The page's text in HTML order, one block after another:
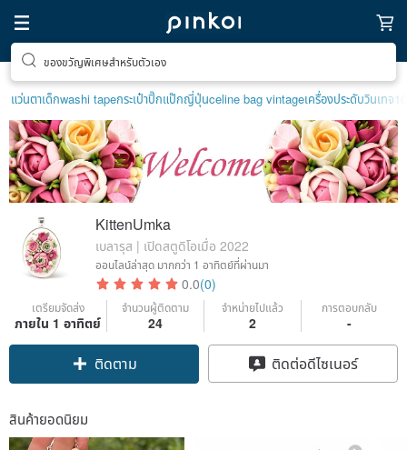
ของขวัญพิเศษสำหรับตัวเอง
แว่นตาเด็กwashi tapeกระเป๋าปิ๊กแป๊กญี่ปุ่นceline bag vintageเครื่องประดับวินเทจ
KittenUmka
เบลารุส | เปิดสตูดิโอเมื่อ 2022
ออนไลน์ล่าสุด มากกว่า 1 อาทิตย์ที่ผ่านมา
0.0(0)
เตรียมจัดส่ง
ภายใน 1 อาทิตย์
จำนวนผู้ติดตาม
24
จำหน่ายไปแล้ว
2
การตอบกลับ
-
ติดตาม ติดต่อดีไซเนอร์
สินค้ายอดนิยม